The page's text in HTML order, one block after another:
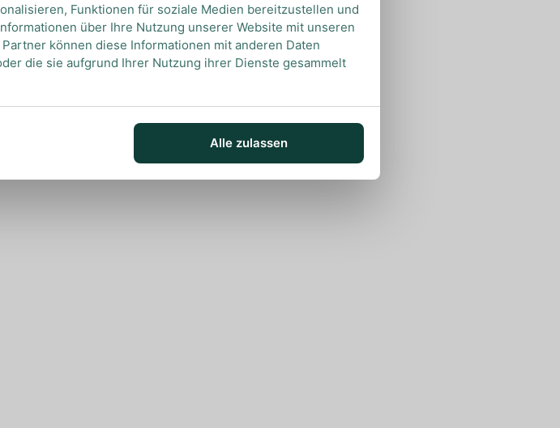
Funktionen für soziale Medien bereitzustellen und
über Ihre Nutzung unserer Website mit unseren
können diese Informationen mit anderen Daten
die sie aufgrund Ihrer Nutzung ihrer Dienste gesammelt
Alle zulassen